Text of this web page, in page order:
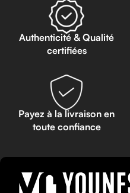
Authenticité & Qualité
certifiées
Payez à la livraison en
toute confiance